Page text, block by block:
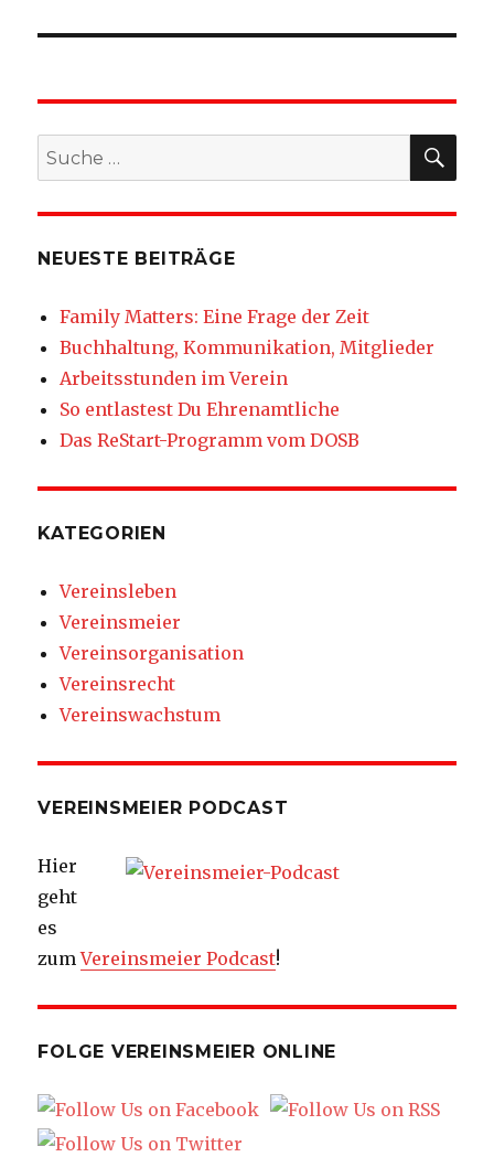
Suche
nach:
NEUESTE BEITRÄGE
Family Matters: Eine Frage der Zeit
Buchhaltung, Kommunikation, Mitglieder
Arbeitsstunden im Verein
So entlastest Du Ehrenamtliche
Das ReStart-Programm vom DOSB
KATEGORIEN
Vereinsleben
Vereinsmeier
Vereinsorganisation
Vereinsrecht
Vereinswachstum
VEREINSMEIER PODCAST
Hier
geht
es
zumVereinsmeier Podcast!
FOLGE VEREINSMEIER ONLINE